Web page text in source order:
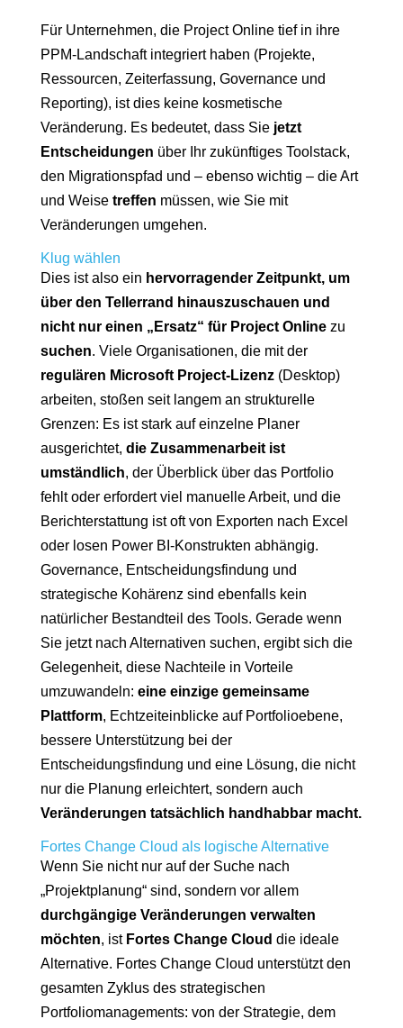
Für Unternehmen, die Project Online tief in ihre
PPM-Landschaft integriert haben (Projekte,
Ressourcen, Zeiterfassung, Governance und
Reporting), ist dies keine kosmetische
Veränderung. Es bedeutet, dass Sie jetzt
Entscheidungen über Ihr zukünftiges Toolstack,
den Migrationspfad und – ebenso wichtig – die Art
und Weise treffen müssen, wie Sie mit
Veränderungen umgehen.
Klug wählen
Dies ist also ein hervorragender Zeitpunkt, um
über den Tellerrand hinauszuschauen und
nicht nur einen „Ersatz“ für Project Onlinezu
suchen. Viele Organisationen, die mit der
regulären Microsoft Project-Lizenz(Desktop)
arbeiten, stoßen seit langem an strukturelle
Grenzen: Es ist stark auf einzelne Planer
ausgerichtet, die Zusammenarbeit ist
umständlich, der Überblick über das Portfolio
fehlt oder erfordert viel manuelle Arbeit, und die
Berichterstattung ist oft von Exporten nach Excel
oder losen Power BI-Konstrukten abhängig.
Governance, Entscheidungsfindung und
strategische Kohärenz sind ebenfalls kein
natürlicher Bestandteil des Tools. Gerade wenn
Sie jetzt nach Alternativen suchen, ergibt sich die
Gelegenheit, diese Nachteile in Vorteile
umzuwandeln: eine einzige gemeinsame
Plattform, Echtzeiteinblicke auf Portfolioebene,
bessere Unterstützung bei der
Entscheidungsfindung und eine Lösung, die nicht
nur die Planung erleichtert, sondern auch
Veränderungen tatsächlich handhabbar macht.
Fortes Change Cloud als logische Alternative
Wenn Sie nicht nur auf der Suche nach
„Projektplanung“ sind, sondern vor allem
durchgängige Veränderungen verwalten
möchten, ist Fortes Change Cloud die ideale
Alternative. Fortes Change Cloud unterstützt den
gesamten Zyklus des strategischen
Portfoliomanagements: von der Strategie, dem